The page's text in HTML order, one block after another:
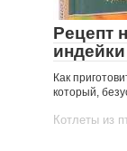
Рецепт
Как
который,
Котлеты из